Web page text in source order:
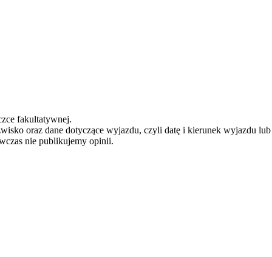
fakultatywnej.
oraz dane dotyczące wyjazdu, czyli datę i kierunek wyjazdu
nie publikujemy opinii.